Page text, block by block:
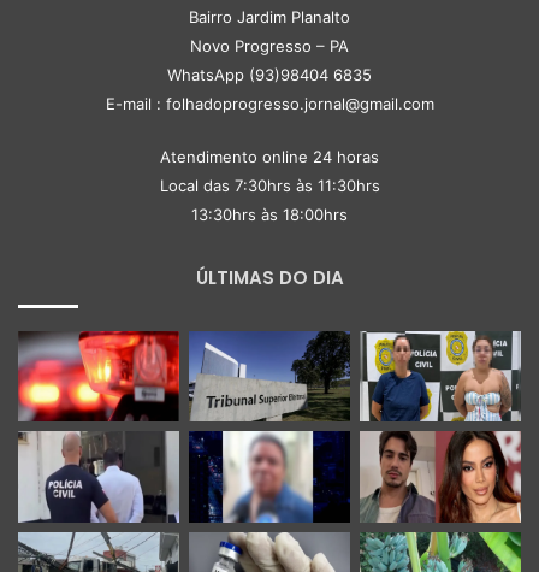
Bairro Jardim Planalto
Novo Progresso – PA
WhatsApp (93)98404 6835
E-mail : folhadoprogresso.jornal@gmail.com
Atendimento online 24 horas
Local das 7:30hrs às 11:30hrs
13:30hrs às 18:00hrs
ÚLTIMAS DO DIA